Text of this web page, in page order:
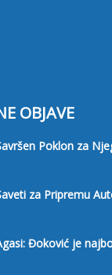
OBJAVE
Poklon za
za Pripremu
Đoković je